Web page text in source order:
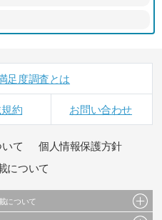
足度調査とは
約 お問い合わせ
て
個人情報保護方針
について
について